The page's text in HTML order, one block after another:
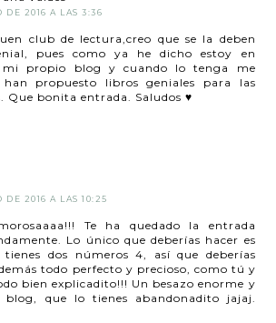
DE 2016 A LAS 3:36
club de lectura,creo que se la deben
pues como ya he dicho estoy en
mi propio blog y cuando lo tenga me
propuesto libros geniales para las
Que bonita entrada. Saludos ♥
DE 2016 A LAS 10:25
Te ha quedado la entrada
Lo único que deberías hacer es
tienes dos números 4, así que deberías
todo perfecto y precioso, como tú y
bien explicadito!!! Un besazo enorme y
que lo tienes abandonadito jajaj.